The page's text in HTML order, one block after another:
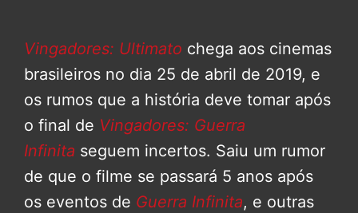
Vingadores: Ultimato chega aos cinemas
brasileiros no dia 25 de abril de 2019, e
os rumos que a história deve tomar após
o final de Vingadores: Guerra
Infinita seguem incertos. Saiu um rumor
de que o filme se passará 5 anos após
os eventos de Guerra Infinita, e outras